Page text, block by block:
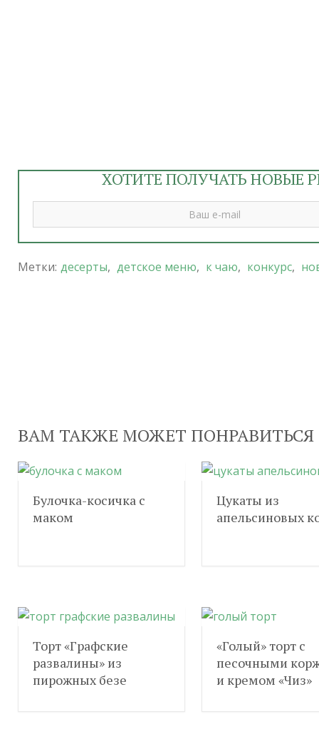
ХОТИТЕ ПОЛУЧАТЬ НОВЫЕ
Метки: десерты, детское меню, к чаю, конкурс,
ВАМ ТАКЖЕ МОЖЕТ ПОНРАВИТЬСЯ
Булочка-косичка с
маком
Цукаты из
апельсиновых
Торт «Графские
развалины» из
пирожных безе
«Голый» торт с
песочными
и кремом «Чиз»